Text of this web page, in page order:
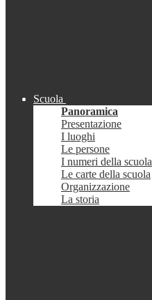
Scuola
Panoramica
Presentazione
I luoghi
Le persone
I numeri della scuola
Le carte della scuola
Organizzazione
La storia